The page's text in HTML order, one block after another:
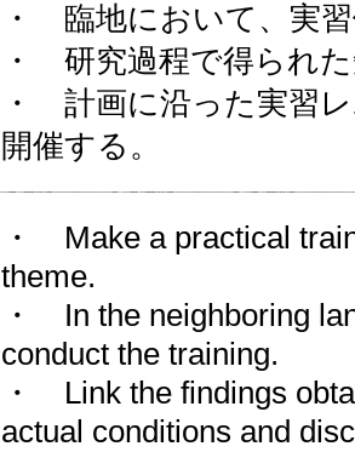
・ 臨地において、実
・ 研究過程で得られ
・ 計画に沿った実習
開催する。
・ Make a practical
theme.
・ In the neighboring
conduct the training.
・ Link the findings
actual conditions and